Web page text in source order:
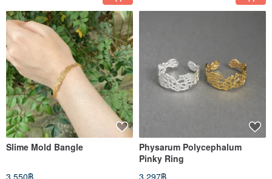
Slime Mold Bangle
Physarum Polycephalum
Pinky Ring